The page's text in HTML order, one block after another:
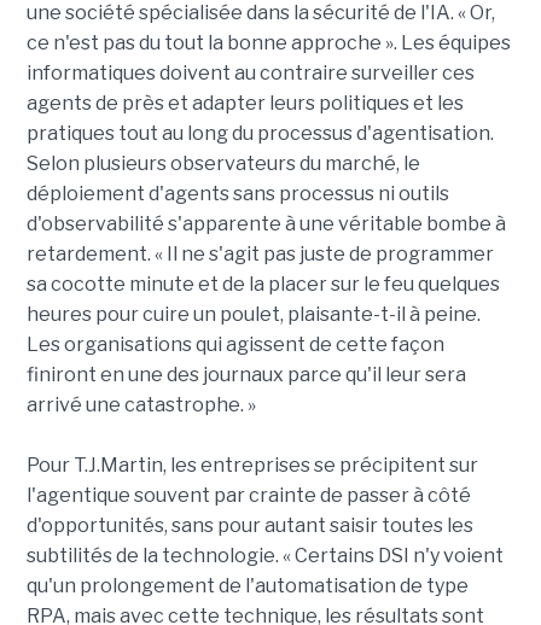
une société spécialisée dans la sécurité de l'IA. « Or,
ce n'est pas du tout la bonne approche ». Les équipes
informatiques doivent au contraire surveiller ces
agents de près et adapter leurs politiques et les
pratiques tout au long du processus d'agentisation.
Selon plusieurs observateurs du marché, le
déploiement d'agents sans processus ni outils
d'observabilité s'apparente à une véritable bombe à
retardement. « Il ne s'agit pas juste de programmer
sa cocotte minute et de la placer sur le feu quelques
heures pour cuire un poulet, plaisante-t-il à peine.
Les organisations qui agissent de cette façon
finiront en une des journaux parce qu'il leur sera
arrivé une catastrophe. »
Pour T.J.Martin, les entreprises se précipitent sur
l'agentique souvent par crainte de passer à côté
d'opportunités, sans pour autant saisir toutes les
subtilités de la technologie. « Certains DSI n'y voient
qu'un prolongement de l'automatisation de type
RPA, mais avec cette technique, les résultats sont